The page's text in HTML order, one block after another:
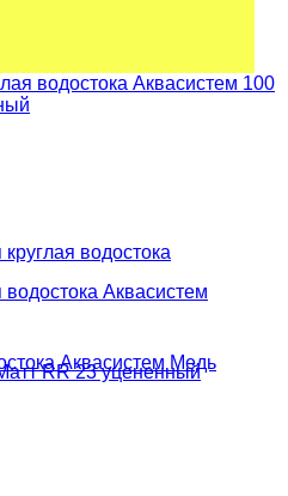
водостока Аквасистем 100
Аквасистем Медь